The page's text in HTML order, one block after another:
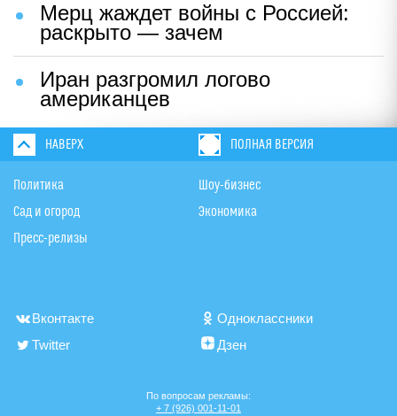
Мерц жаждет войны с Россией:
раскрыто — зачем
Иран разгромил логово
американцев
НАВЕРХ ПОЛНАЯ ВЕРСИЯ
Политика
Сад и огород
Пресс-релизы
Шоу-бизнес
Экономика
Вконтакте
Одноклассники
Twitter
Дзен
По вопросам рекламы:
+ 7 (926) 001-11-01